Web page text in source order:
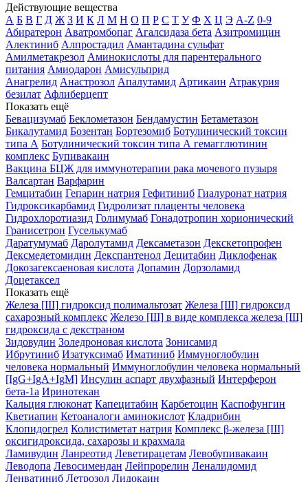
Действующие вещества
А Б В Г Д Ж З И К Л М Н О П Р С Т У Ф Х Ц Э A-Z 0-9
Абиратерон Аватромбопаг Агалсидаза бета Азитромицин
Алектиниб Алпростадил Амантадина сульфат
Амилметакрезол Аминокислоты для парентерального
питания Амиодарон Амисульприд
Анагрелид Анастрозол Апалутамид Артикаин Атракурия
безилат Афлиберцепт
Показать ещё
Бевацизумаб Беклометазон Бендамустин Бетаметазон
Бикалутамид Бозентан Бортезомиб Ботулинический токсин
типа А Ботулинический токсин типа А гемагглютинин
комплекс Бупивакаин
Вакцина БЦЖ для иммунотерапии рака мочевого пузыря
Валсартан Варфарин
Гемцитабин Гепарин натрия Гефитиниб Гиалуронат натрия
Гидроксикарбамид Гидролизат плаценты человека
Гидрохлоротиазид Голимумаб Гонадотропин хорионический
Гранисетрон Гуселькумаб
Даратумумаб Даролутамид Дексаметазон Декскетопрофен
Дексмедетомидин Декспантенол Децитабин Диклофенак
Докозагексаеновая кислота Допамин Дорзоламид
Доцетаксел
Показать ещё
Железа [III] гидроксид полимальтозат Железа [III] гидроксид
сахарозный комплекс Железо [III] в виде комплекса железа [III]
гидроксида с декстраном
Зидовудин Золедроновая кислота Зонисамид
Ибрутиниб Изатуксимаб Иматиниб Иммуноглобулин
человека нормальный Иммуноглобулин человека нормальный
[IgG+IgA+IgM] Инсулин аспарт двухфазный Интерферон
бета-1a Иринотекан
Кальция глюконат Капецитабин Карбетоцин Каспофунгин
Кветиапин Кетоаналоги аминокислот Кладрибин
Клопидогрел Колистиметат натрия Комплекс β-железа [III]
оксигидроксида, сахарозы и крахмала
Ламивудин Ланреотид Леветирацетам Левобупивакаин
Леводопа Левосимендан Лейпрорелин Леналидомид
Ленватиниб Летрозол Лидокаин